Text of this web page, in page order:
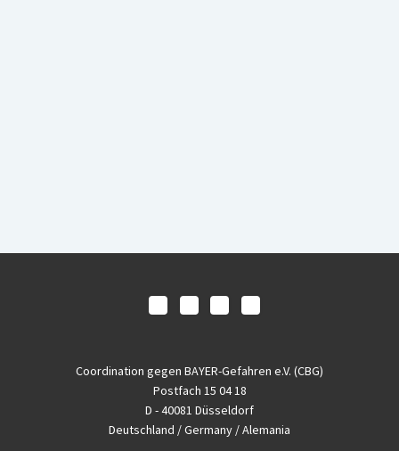
Coordination gegen BAYER-Gefahren e.V. (CBG)
Postfach 15 04 18
D - 40081 Düsseldorf
Deutschland / Germany / Alemania